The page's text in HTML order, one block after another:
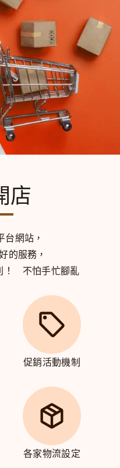
店
台網站，
的服務，
！
不怕手忙腳亂
促銷活動機制
各家物流設定